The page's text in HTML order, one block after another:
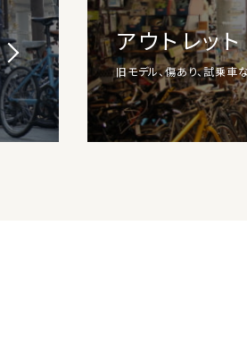
アウトレット
旧モデル、傷あり、試乗